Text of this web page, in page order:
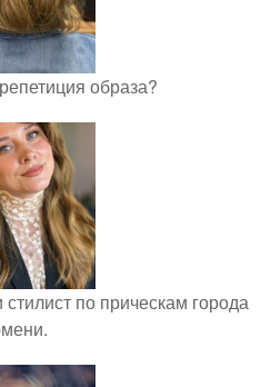
образа?
по прическам города